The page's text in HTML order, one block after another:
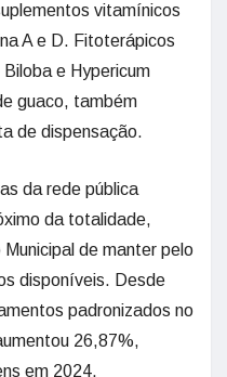
vitamínicos
A e D. Fitoterápicos
e Hypericum
guaco, também
de dispensação.
da rede pública
da totalidade,
de manter pelo
disponíveis. Desde
padronizados no
26,87%,
em 2024.